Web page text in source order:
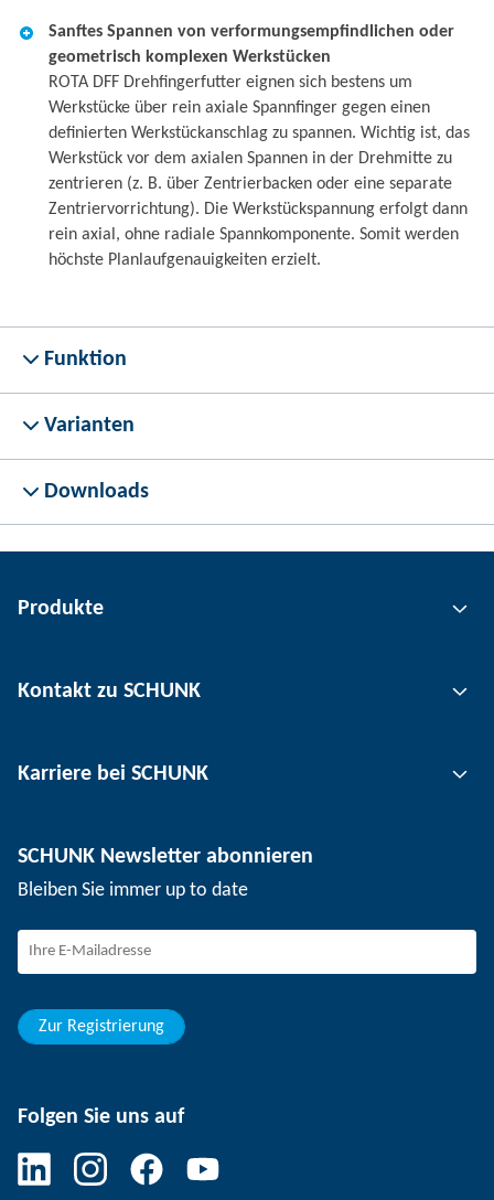
Sanftes Spannen von verformungsempfindlichen oder
geometrisch komplexen Werkstücken
ROTA DFF Drehfingerfutter eignen sich bestens um
Werkstücke über rein axiale Spannfinger gegen einen
definierten Werkstückanschlag zu spannen. Wichtig ist, das
Werkstück vor dem axialen Spannen in der Drehmitte zu
zentrieren (z. B. über Zentrierbacken oder eine separate
Zentriervorrichtung). Die Werkstückspannung erfolgt dann
rein axial, ohne radiale Spannkomponente. Somit werden
höchste Planlaufgenauigkeiten erzielt.
Funktion
Varianten
Downloads
Produkte
Automatisierungstechnik
Werkstückspanntechnik
Kontakt zu SCHUNK
Standorte
Veranstaltungen
SCHUNK - Hinweisgebersystem
Karriere bei SCHUNK
Arbeiten bei SCHUNK
Berufseinsteiger
Schüler
SCHUNK Newsletter abonnieren
Bleiben Sie immer up to date
Zur Registrierung
Folgen Sie uns auf